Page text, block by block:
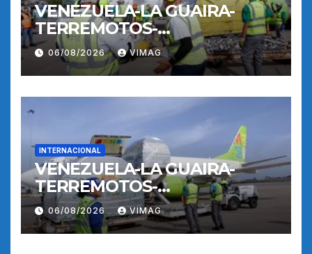
VENEZUELA-LA GUAIRA-
TERREMOTOS-
OPERACIONES AEREAS
06/08/2026 VIMAG
INTERNACIONAL
VENEZUELA-LA GUAIRA-
TERREMOTOS-
OPERACIONES AEREAS
06/08/2026 VIMAG